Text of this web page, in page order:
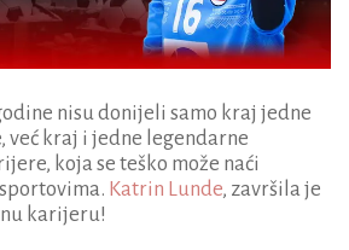
nisu donijeli samo kraj jedne
već kraj i jedne legendarne
koja se teško može naći
Katrin Lunde, završila je
karijeru!